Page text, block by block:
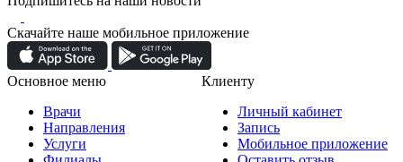
Скачайте наше мобильное приложение
Основное меню
Врачи
Направления
Услуги
Клиенту
Личный кабинет
Запись
Мобильное приложение